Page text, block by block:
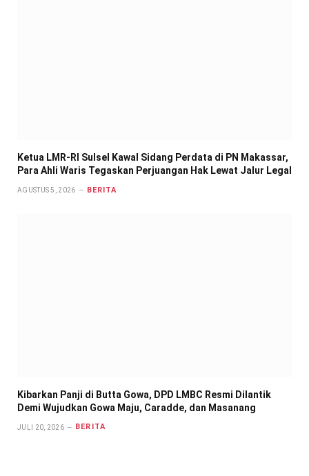
Ketua LMR-RI Sulsel Kawal Sidang Perdata di PN Makassar,
Para Ahli Waris Tegaskan Perjuangan Hak Lewat Jalur Legal
AGUSTUS 5, 2026 BERITA
Kibarkan Panji di Butta Gowa, DPD LMBC Resmi Dilantik
Demi Wujudkan Gowa Maju, Caradde, dan Masanang
JULI 20, 2026 BERITA